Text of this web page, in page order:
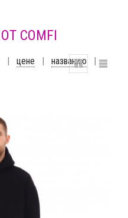
COMFI
| цене | названию
|